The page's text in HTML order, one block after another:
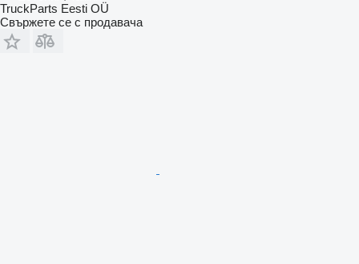
TruckParts Eesti OÜ
Свържете се с продавача